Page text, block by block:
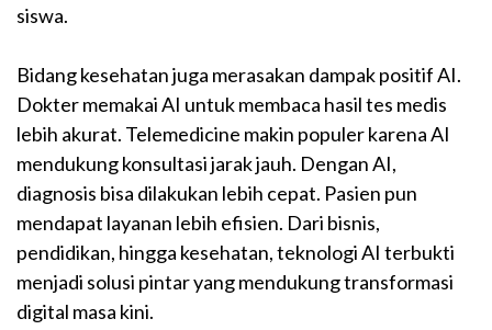
siswa.
Bidang kesehatan juga merasakan dampak positif AI.
Dokter memakai AI untuk membaca hasil tes medis
lebih akurat. Telemedicine makin populer karena AI
mendukung konsultasi jarak jauh. Dengan AI,
diagnosis bisa dilakukan lebih cepat. Pasien pun
mendapat layanan lebih efisien. Dari bisnis,
pendidikan, hingga kesehatan, teknologi AI terbukti
menjadi solusi pintar yang mendukung transformasi
digital masa kini.